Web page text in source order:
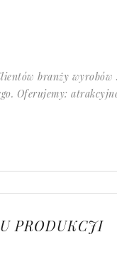
branży
Oferujemy:
PRODUKCJI